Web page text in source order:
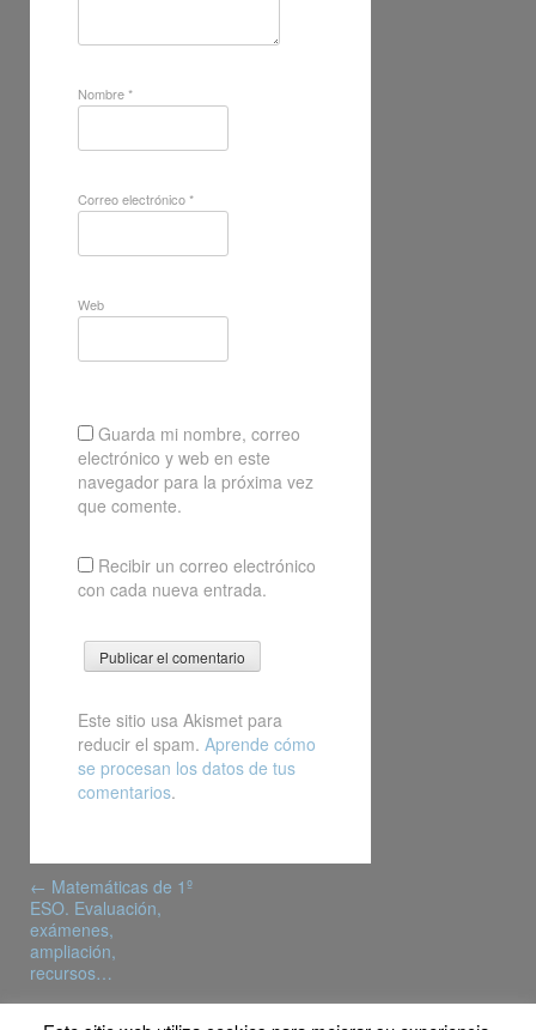
Nombre*
Correo electrónico*
Web
Guarda mi nombre, correo
electrónico y web en este
navegador para la próxima vez
que comente.
Recibir un correo electrónico
con cada nueva entrada.
Este sitio usa Akismet para
reducir el spam. Aprende cómo
se procesan los datos de tus
comentarios.
navigation
← Matemáticas de 1º
ESO. Evaluación,
exámenes,
ampliación,
recursos…